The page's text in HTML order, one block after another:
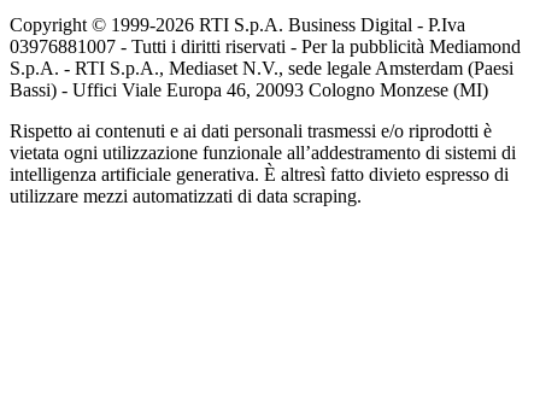
Copyright © 1999-2026 RTI S.p.A. Business Digital - P.Iva
03976881007 - Tutti i diritti riservati - Per la pubblicità Mediamond
S.p.A. - RTI S.p.A., Mediaset N.V., sede legale Amsterdam (Paesi
Bassi) - Uffici Viale Europa 46, 20093 Cologno Monzese (MI)
Rispetto ai contenuti e ai dati personali trasmessi e/o riprodotti è
vietata ogni utilizzazione funzionale all’addestramento di sistemi di
intelligenza artificiale generativa. È altresì fatto divieto espresso di
utilizzare mezzi automatizzati di data scraping.